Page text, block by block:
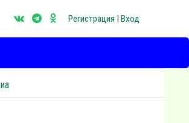
Регистрация | Вход